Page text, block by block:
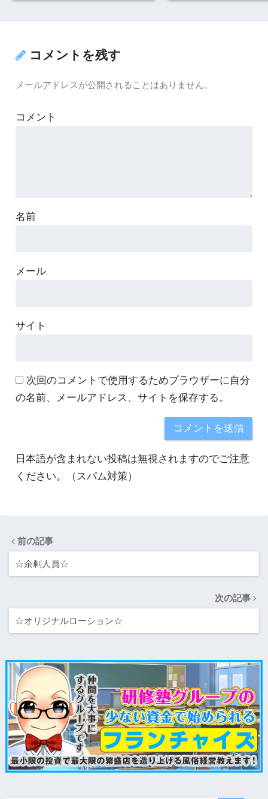
コメントを残す
メールアドレスが公開されることはありません。
コメント
名前
メール
サイト
次回のコメントで使用するためブラウザーに自分
の名前、メールアドレス、サイトを保存する。
日本語が含まれない投稿は無視されますのでご注意
ください。（スパム対策）
前の記事
☆余剰人員☆
次の記事
☆オリジナルローション☆